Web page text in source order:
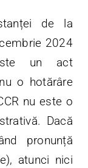
de la
2024
un act
o hotărâre
nu este o
Dacă
pronunță
atunci nici